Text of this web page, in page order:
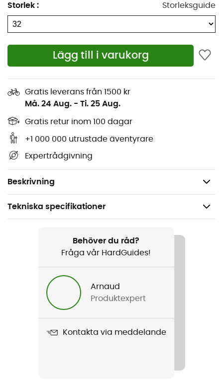
Storlek : Storleksguide
Lägg till i varukorg
Gratis leverans från 1500 kr
Må. 24 Aug. - Ti. 25 Aug.
Gratis retur inom 100 dagar
+1 000 000 utrustade äventyrare
Expertrådgivning
Beskrivning
krävande vinterförhållandena och ger en perfekt balans
Skaft i polyester och slitstarkt syntetläder för
motståndskraft mot yttre förhållanden
vattentäthet
Fleecefoder för optimal värmeisolering
Vibram® yttersula
Gummiförstärkningar för bättre skydd och ökad
hållbarhet
Velcro-stängning och dragsko för personlig
passform och enkel påtagning
Tekniska specifikationer
Ski / Vintersporter
Produktnamn
Behöver du råd?
Fråga vår HardGuides!
Arnaud
Produktexpert
Kontakta via meddelande